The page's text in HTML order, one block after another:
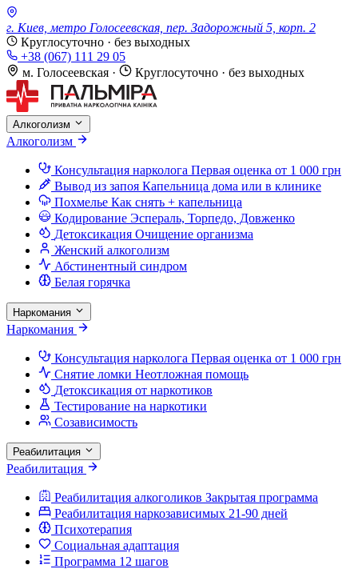
г. Киев, метро Голосеевская, пер. Задорожный 5, корп. 2
Круглосуточно · без выходных
+38 (067) 111 29 05
м. Голосеевская · Круглосуточно · без выходных
Алкоголизм
Алкоголизм
Консультация нарколога Первая оценка от 1 000 грн
Вывод из запоя Капельница дома или в клинике
Похмелье Как снять + капельница
Кодирование Эспераль, Торпедо, Довженко
Детоксикация Очищение организма
Женский алкоголизм
Абстинентный синдром
Белая горячка
Наркомания
Наркомания
Консультация нарколога Первая оценка от 1 000 грн
Снятие ломки Неотложная помощь
Детоксикация от наркотиков
Тестирование на наркотики
Созависимость
Реабилитация
Реабилитация
Реабилитация алкоголиков Закрытая программа
Реабилитация наркозависимых 21-90 дней
Психотерапия
Социальная адаптация
Программа 12 шагов